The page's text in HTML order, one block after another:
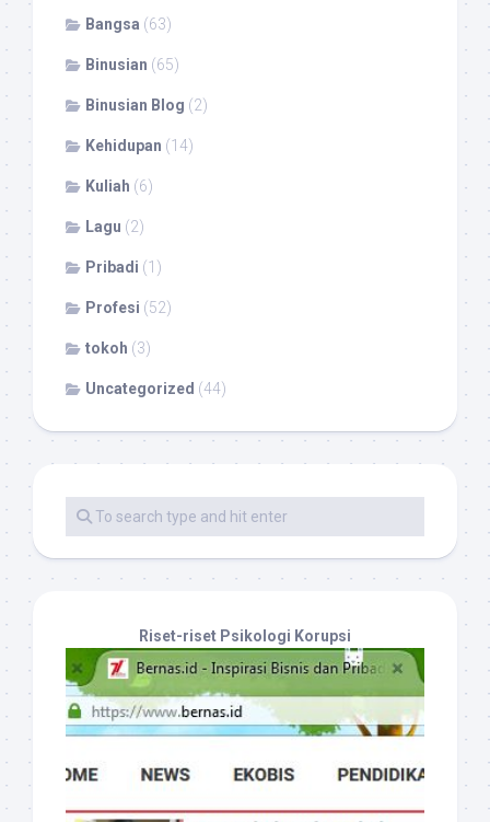
Bangsa (63)
Binusian (65)
Binusian Blog (2)
Kehidupan (14)
Kuliah (6)
Lagu (2)
Pribadi (1)
Profesi (52)
tokoh (3)
Uncategorized (44)
Riset-riset Psikologi Korupsi